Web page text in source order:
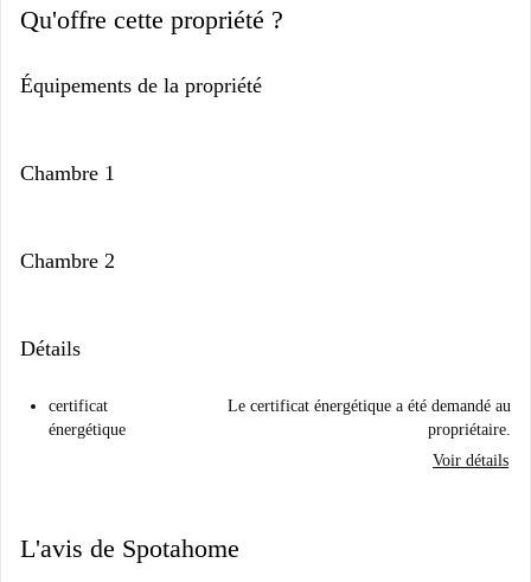
Qu'offre cette propriété ?
Équipements de la propriété
Chambre 1
Chambre 2
Détails
certificat
énergétique
Le certificat énergétique a été demandé au
propriétaire.
Voir détails
L'avis de Spotahome